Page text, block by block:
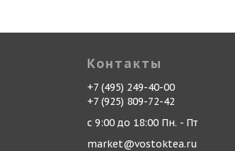
Контакты
+7 (495) 249-40-00
+7 (925) 809-72-42
с 9:00 до 18:00 Пн. - Пт
market@vostoktea.ru